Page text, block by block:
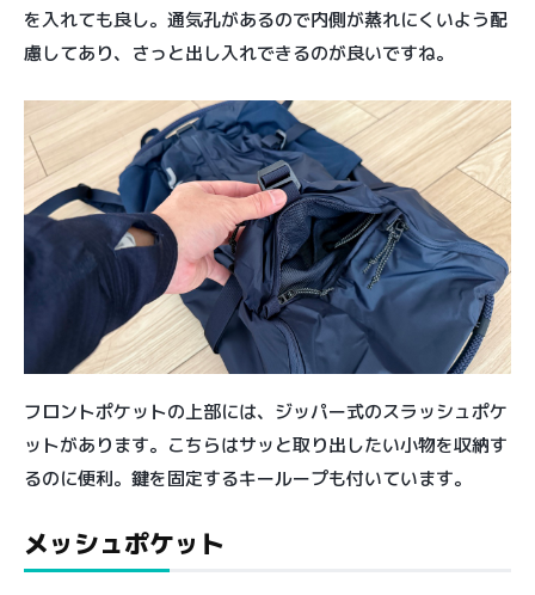
を入れても良し。通気孔があるので内側が蒸れにくいよう配
慮してあり、さっと出し入れできるのが良いですね。
フロントポケットの上部には、ジッパー式のスラッシュポケ
ットがあります。こちらはサッと取り出したい小物を収納す
るのに便利。鍵を固定するキーループも付いています。
メッシュポケット